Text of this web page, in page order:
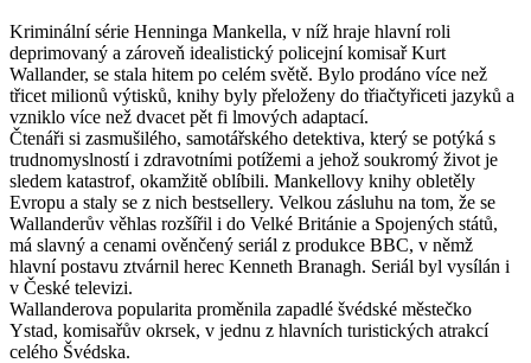
Kriminální série Henninga Mankella, v níž hraje hlavní roli
deprimovaný a zároveň idealistický policejní komisař Kurt
Wallander, se stala hitem po celém světě. Bylo prodáno více než
třicet milionů výtisků, knihy byly přeloženy do třiačtyřiceti jazyků a
vzniklo více než dvacet pět fi lmových adaptací.
Čtenáři si zasmušilého, samotářského detektiva, který se potýká s
trudnomyslností i zdravotními potížemi a jehož soukromý život je
sledem katastrof, okamžitě oblíbili. Mankellovy knihy obletěly
Evropu a staly se z nich bestsellery. Velkou zásluhu na tom, že se
Wallanderův věhlas rozšířil i do Velké Británie a Spojených států,
má slavný a cenami ověnčený seriál z produkce BBC, v němž
hlavní postavu ztvárnil herec Kenneth Branagh. Seriál byl vysílán i
v České televizi.
Wallanderova popularita proměnila zapadlé švédské městečko
Ystad, komisařův okrsek, v jednu z hlavních turistických atrakcí
celého Švédska.